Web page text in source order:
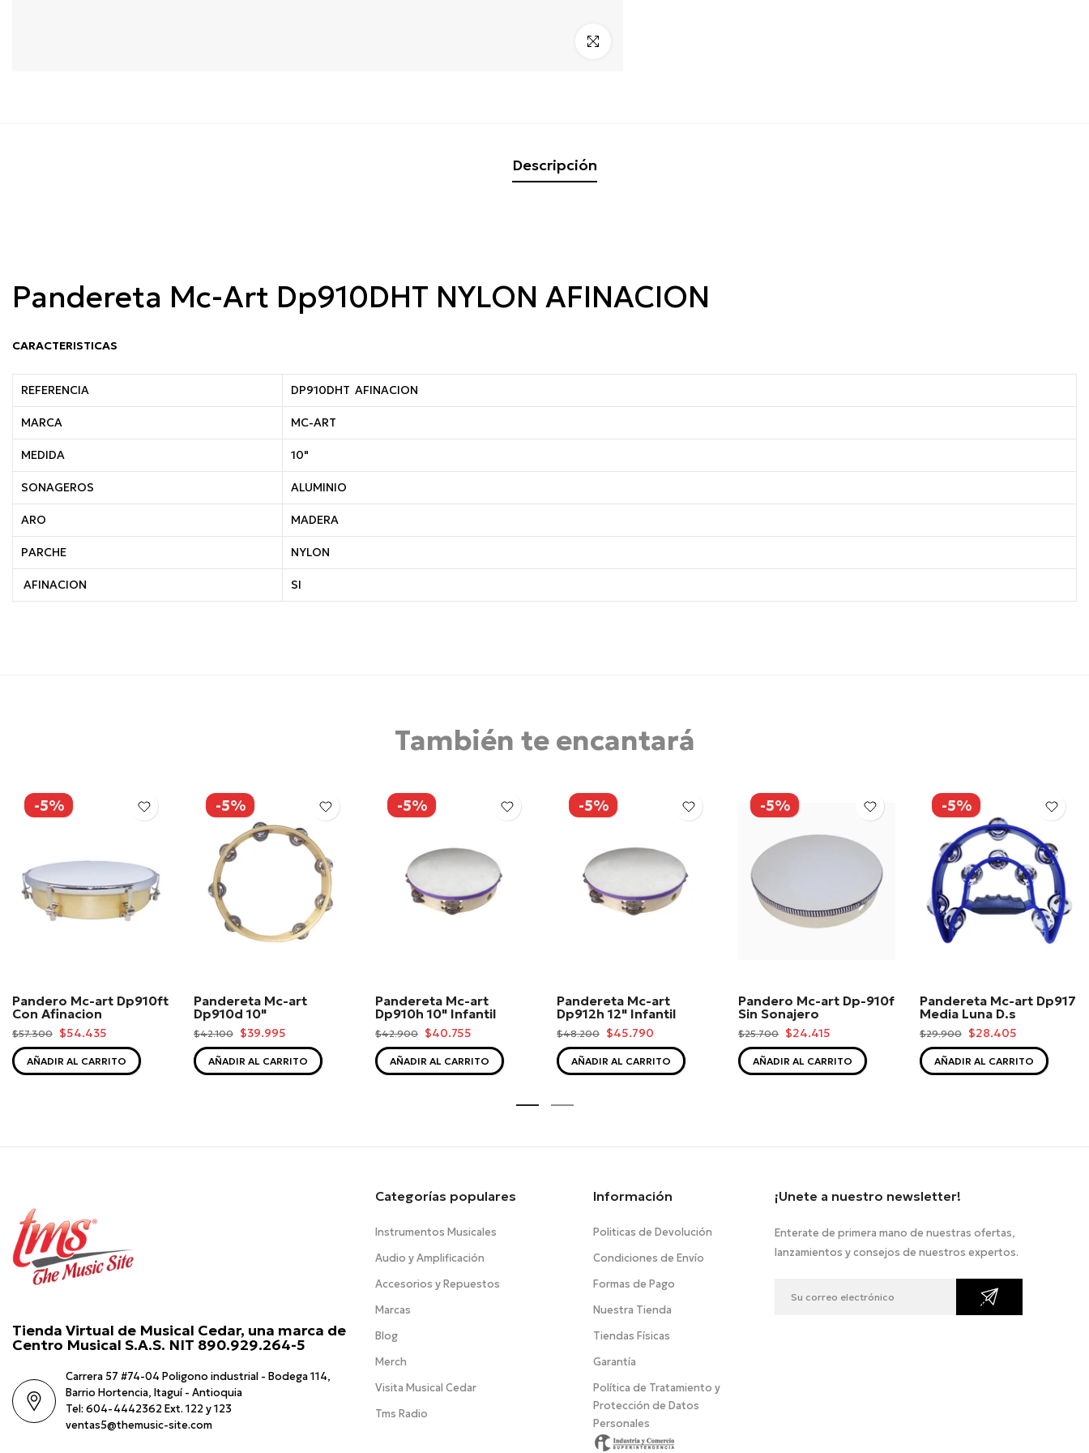
Click para alargar
Descripción
Pandereta Mc-Art Dp910DHT NYLON AFINACION
CARACTERISTICAS
REFERENCIA DP910DHT AFINACION
MARCA MC-ART
MEDIDA 10"
SONAGEROS ALUMINIO
ARO MADERA
PARCHE NYLON
AFINACION SI
También te encantará
-5%
Pandero Mc-art Dp910ft
Con Afinacion
$57.300 $54.435
AÑADIR AL CARRITO
-5%
Pandereta Mc-art
Dp910d 10"
$42.100 $39.995
AÑADIR AL CARRITO
-5%
Pandereta Mc-art
Dp910h 10" Infantil
$42.900 $40.755
AÑADIR AL CARRITO
-5%
Pandereta Mc-art
Dp912h 12" Infantil
$48.200 $45.790
AÑADIR AL CARRITO
-5%
Pandero Mc-art Dp-910f
Sin Sonajero
$25.700 $24.415
AÑADIR AL CARRITO
-5%
Pandereta Mc-art Dp917
Media Luna D.s
$29.900 $28.405
AÑADIR AL CARRITO
Tienda Virtual de Musical Cedar, una marca de
Centro Musical S.A.S. NIT 890.929.264-5
Carrera 57 #74-04 Poligono industrial - Bodega 114,
Barrio Hortencia, Itaguí - Antioquia
Tel: 604-4442362 Ext. 122 y 123
ventas5@themusic-site.com
Categorías populares
Instrumentos Musicales
Audio y Amplificación
Accesorios y Repuestos
Marcas
Blog
Merch
Visita Musical Cedar
Tms Radio
Información
Politicas de Devolución
Condiciones de Envío
Formas de Pago
Nuestra Tienda
Tiendas Físicas
Garantía
Política de Tratamiento y
Protección de Datos
Personales
¡Unete a nuestro newsletter!
Enterate de primera mano de nuestras ofertas,
lanzamientos y consejos de nuestros expertos.